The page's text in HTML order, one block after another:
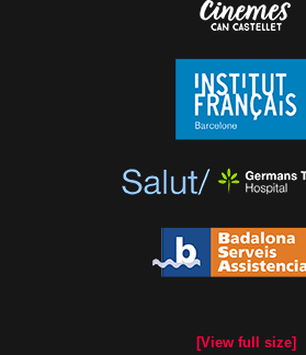
[View full size]